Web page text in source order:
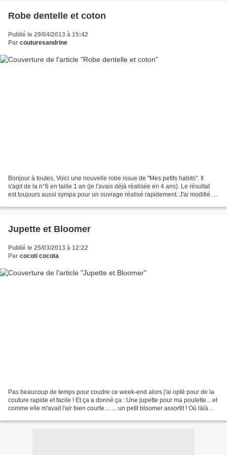
Robe dentelle et coton
Publié le 29/04/2013 à 15:42
Par couturesandrine
Bonjour à toutes, Voici une nouvelle robe issue de "Mes petits habits". Il
s'agit de la n°6 en taille 1 an (je l'avais déjà réalisée en 4 ans). Le résultat
est toujours aussi sympa pour un ouvrage réalisé rapidement. J'ai modifié le
Jupette et Bloomer
Publié le 25/03/2013 à 12:22
Par cocoti cocota
Pas beaucoup de temps pour coudre ce week-end alors j'ai opté pour de la
couture rapide et facile ! Et ça a donné ça : Une jupette pour ma poulette... et
comme elle m'avait l'air bien courte.... ... un petit bloomer assortit ! Où làlà